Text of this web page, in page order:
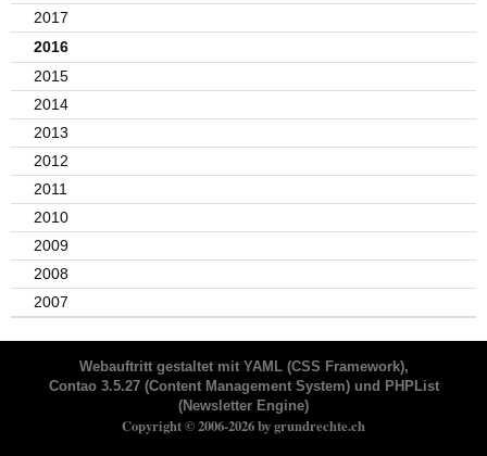
2017
2016
2015
2014
2013
2012
2011
2010
2009
2008
2007
Webauftritt gestaltet mit YAML(CSS Framework),
Contao 3.5.27(Content Management System) und PHPList
(Newsletter Engine)
Copyright © 2006-2026 by grundrechte.ch